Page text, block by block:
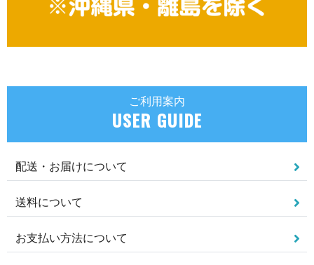
ご利用案内
USER GUIDE
配送・お届けについて
送料について
お支払い方法について